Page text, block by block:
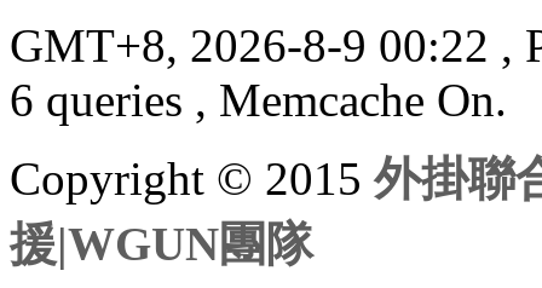
GMT+8, 2026-8-9 00:22 ,
6 queries , Memcache On.
Copyright © 2015外掛聯
援|WGUN團隊